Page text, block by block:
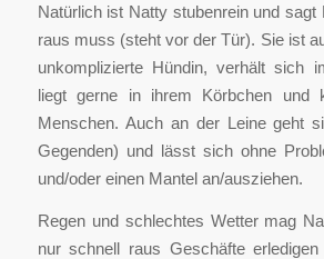
Natürlich ist Natty stubenrein und sagt
raus muss (steht vor der Tür). Sie ist
unkomplizierte Hündin, verhält sich
liegt gerne in ihrem Körbchen und
Menschen. Auch an der Leine geht
Gegenden) und lässt sich ohne
und/oder einen Mantel an/ausziehen.
Regen und schlechtes Wetter mag
nur schnell raus Geschäfte